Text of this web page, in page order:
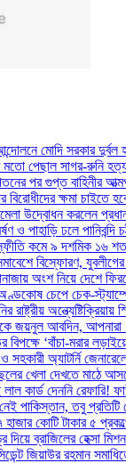
মোদি সরকার দুর্বল হয়েছে:
সাগর-রুনি হত্যা
পর গুপ্ত বাহিনীর আত্মপ্রকাশ:
ক্ষমা চাইতে হবে:
করলেন প্রধানমন্ত্রী
ঢলে পানিবন্দি
৯ দশমিক ১৬ শতাংশ
বিস্ফোরণ, যুবলীগের দুই
অংশ নিয়ে দেশে ফিরলেন
চেপে চেক-স্ট্যাম্পে
অন্ত্যেষ্টিক্রিয়ায়
আবদিন, আপনারা ৭১
‘বাঁচা-মরার লড়াইয়ে’ মাঠে
অ্যাটর্নি জেনারেলের
দেখতে মাঠে আসছেন
দেননি রেফারি! ফাউল
তবু প্রতিটি গোলে
কোটি টাকার ৫ প্রকল্পের
ব্রাজিলের হেক্সা মিশন শুরু
জিয়াউর রহমান সমাধিতে